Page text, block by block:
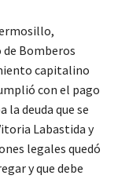
Bomberos
capitalino
con el pago
la deuda que se
Labastida y
legales quedó
y que debe